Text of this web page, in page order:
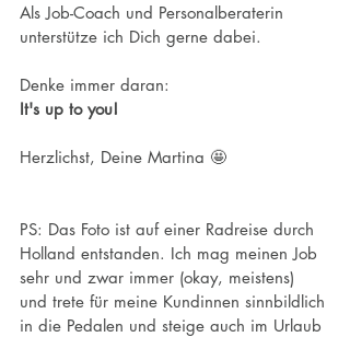
Als Job-Coach und Personalberaterin
unterstütze ich Dich gerne dabei.
Denke immer daran:
It's up to you!
Herzlichst, Deine Martina 🤩
PS: Das Foto ist auf einer Radreise durch
Holland entstanden. Ich mag meinen Job
sehr und zwar immer (okay, meistens)
und trete für meine Kundinnen sinnbildlich
in die Pedalen und steige auch im Urlaub